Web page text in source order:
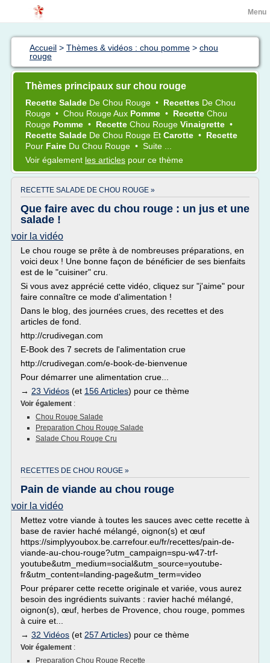
Menu
Accueil > Thèmes & vidéos : chou pomme > chou
rouge
Thèmes principaux sur chou rouge
Recette Salade De Chou Rouge • Recettes De Chou
Rouge • Chou RougeAux Pomme • Recette Chou
Rouge Pomme • Recette Chou Rouge Vinaigrette •
Recette Salade De Chou Rouge Et Carotte • Recette
Pour Faire Du Chou Rouge • Suite ...
Voir également les articles pour ce thème
RECETTE SALADE DE CHOU ROUGE »
Que faire avec du chou rouge : un jus et une
salade !
voir la vidéo
Le chou rouge se prête à de nombreuses préparations, en
voici deux ! Une bonne façon de bénéficier de ses bienfaits
est de le "cuisiner" cru.
Si vous avez apprécié cette vidéo, cliquez sur "j'aime" pour
faire connaître ce mode d'alimentation !
Dans le blog, des journées crues, des recettes et des
articles de fond.
http://crudivegan.com
E-Book des 7 secrets de l'alimentation crue
http://crudivegan.com/e-book-de-bienvenue
Pour démarrer une alimentation crue...
→ 23 Vidéos (et 156 Articles) pour ce thème
Voir également :
Chou Rouge Salade
Preparation Chou Rouge Salade
Salade Chou Rouge Cru
RECETTES DE CHOU ROUGE »
Pain de viande au chou rouge
voir la vidéo
Mettez votre viande à toutes les sauces avec cette recette à
base de ravier haché mélangé, oignon(s) et œuf
https://simplyyoubox.be.carrefour.eu/fr/recettes/pain-de-
viande-au-chou-rouge?utm_campaign=spu-w47-trf-
youtube&utm_medium=social&utm_source=youtube-
fr&utm_content=landing-page&utm_term=video
Pour préparer cette recette originale et variée, vous aurez
besoin des ingrédients suivants : ravier haché mélangé,
oignon(s), œuf, herbes de Provence, chou rouge, pommes
à cuire et...
→ 32 Vidéos (et 257 Articles) pour ce thème
Voir également :
Preparation Chou Rouge Recette